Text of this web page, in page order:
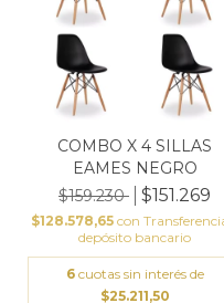
COMBO X 4 SILLAS
EAMES NEGRO
$159.230
$151.269
$128.578,65 con
depósito bancario
6 cuotas sin interés de
$25.211,50